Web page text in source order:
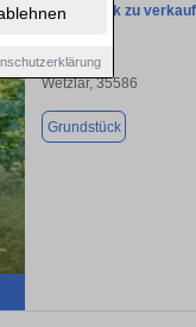
Grundstück zu
Wetzlar, 35586
Grundstück